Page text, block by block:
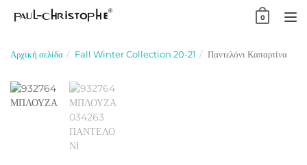
0
Αρχική σελίδα Fall Winter Collection 20-21 Παντελόνι Καπαρτίνα